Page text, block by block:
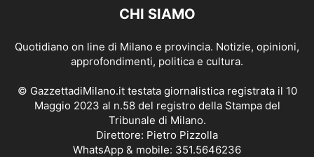
CHI SIAMO
Quotidiano on line di Milano e provincia. Notizie, opinioni,
approfondimenti, politica e cultura.
© GazzettadiMilano.it testata giornalistica registrata il 10
Maggio 2023 al n.58 del registro della Stampa del
Tribunale di Milano.
Direttore: Pietro Pizzolla
WhatsApp & mobile: 351.5646236